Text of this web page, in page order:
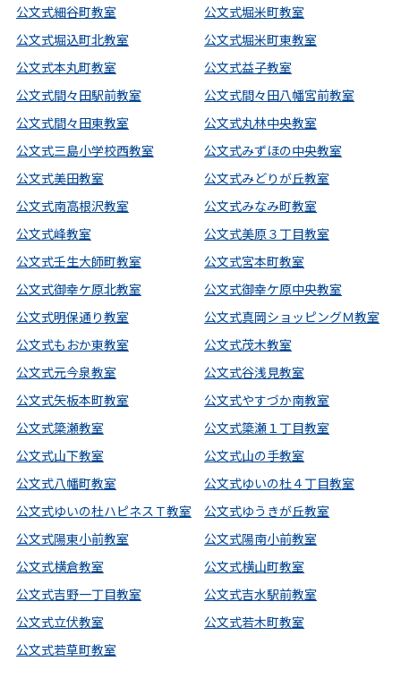
公文式細谷町教室
公文式堀米町教室
公文式堀込町北教室
公文式堀米町東教室
公文式本丸町教室
公文式益子教室
公文式間々田駅前教室
公文式間々田八幡宮前教室
公文式間々田東教室
公文式丸林中央教室
公文式三島小学校西教室
公文式みずほの中央教室
公文式美田教室
公文式みどりが丘教室
公文式南高根沢教室
公文式みなみ町教室
公文式峰教室
公文式美原３丁目教室
公文式壬生大師町教室
公文式宮本町教室
公文式御幸ケ原北教室
公文式御幸ケ原中央教室
公文式明保通り教室
公文式真岡ショッピングＭ教室
公文式もおか東教室
公文式茂木教室
公文式元今泉教室
公文式谷浅見教室
公文式矢板本町教室
公文式やすづか南教室
公文式簗瀬教室
公文式簗瀬１丁目教室
公文式山下教室
公文式山の手教室
公文式八幡町教室
公文式ゆいの杜４丁目教室
公文式ゆいの杜ハピネスＴ教室
公文式ゆうきが丘教室
公文式陽東小前教室
公文式陽南小前教室
公文式横倉教室
公文式横山町教室
公文式吉野一丁目教室
公文式吉水駅前教室
公文式立伏教室
公文式若木町教室
公文式若草町教室